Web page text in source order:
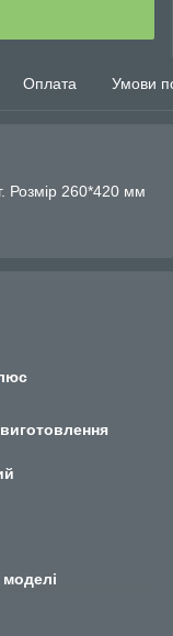
Оплата Умови
Розмір 260*420 мм